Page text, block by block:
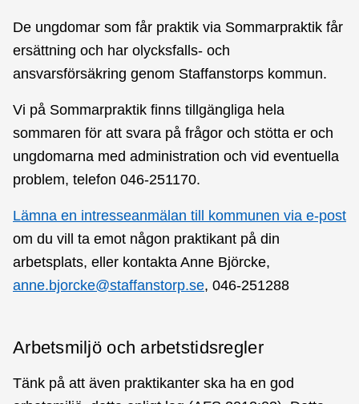
De ungdomar som får praktik via Sommarpraktik får
ersättning och har olycksfalls- och
ansvarsförsäkring genom Staffanstorps kommun.
Vi på Sommarpraktik finns tillgängliga hela
sommaren för att svara på frågor och stötta er och
ungdomarna med administration och vid eventuella
problem, telefon 046-251170.
Lämna en intresseanmälan till kommunen via e-post
om du vill ta emot någon praktikant på din
arbetsplats, eller kontakta Anne Björcke,
anne.bjorcke@staffanstorp.se, 046-251288
Arbetsmiljö och arbetstidsregler
Tänk på att även praktikanter ska ha en god